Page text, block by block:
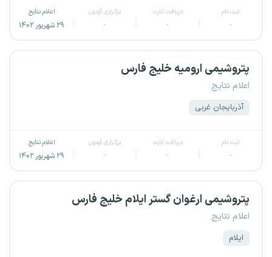
ثبت نام
-
دریافت کارت
-
برگزاری آزمون
-
اعلام نتایج
۲۹ شهریور ۱۴۰۲
پتروشیمی ارومیه خلیج فارس
اعلام نتایج
آذربایجان غربی
ثبت نام
-
دریافت کارت
-
برگزاری آزمون
-
اعلام نتایج
۲۹ شهریور ۱۴۰۲
پتروشیمی ارغوان گستر ایلام خلیج فارس
اعلام نتایج
ایلام